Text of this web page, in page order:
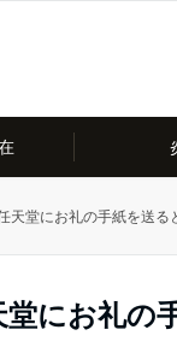
天堂にお礼の手紙を送
にお礼の